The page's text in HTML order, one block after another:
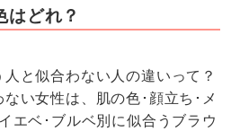
はどれ？
と似合わない人の違いって？
い女性は、肌の色･顔立ち･メ
エベ･ブルベ別に似合うブラウ